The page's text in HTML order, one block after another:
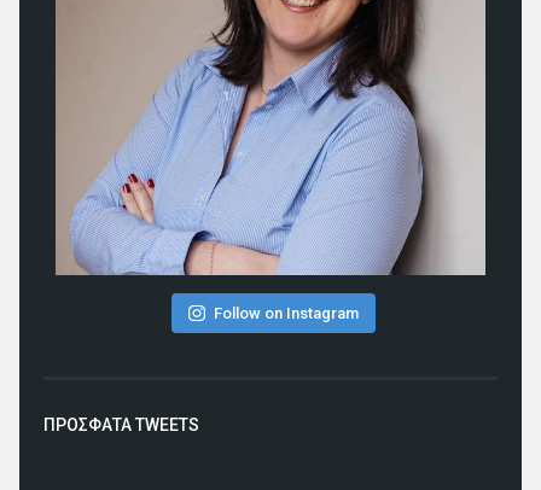
Follow on Instagram
ΠΡΟΣΦΑΤΑ TWEETS